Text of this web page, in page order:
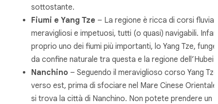
sottostante.
Fiumi e Yang Tze – La regione è ricca di corsi
meravigliosi e impetuosi, tutti (o quasi) navigabili.
proprio uno dei fiumi più importanti, lo Yang Tze, funge
da confine naturale tra questa e la regione dell’Hubei.
Nanchino – Seguendo il meraviglioso corso Yang Tze
verso est, prima di sfociare nel Mare Cinese
si trova la città di Nanchino. Non potete prendere un